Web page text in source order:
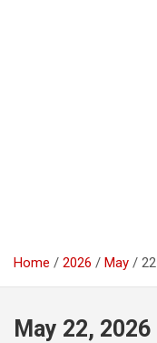
Home 2026 May 22
May 22, 2026